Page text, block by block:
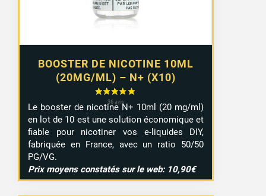
BOOSTER DE NICOTINE 10ML
(20MG/ML) – N+ (X10)
9,29 €
Le booster de nicotine N+ 10ml (20 mg/ml)
en lot de 10 est une solution économique et
fiable pour nicotiner vos e-liquides DIY,
fabriquée en France, avec un ratio 50/50
PG/VG.
Prix moyens constatés sur le web: 10,90€